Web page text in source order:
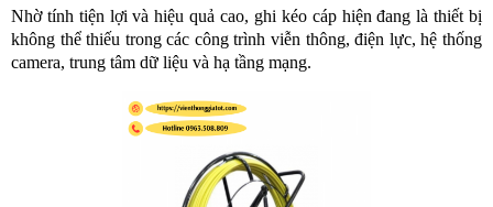
Nhờ tính tiện lợi và hiệu quả cao, ghi kéo cáp hiện đang là thiết bị
không thể thiếu trong các công trình viễn thông, điện lực, hệ thống
camera, trung tâm dữ liệu và hạ tầng mạng.